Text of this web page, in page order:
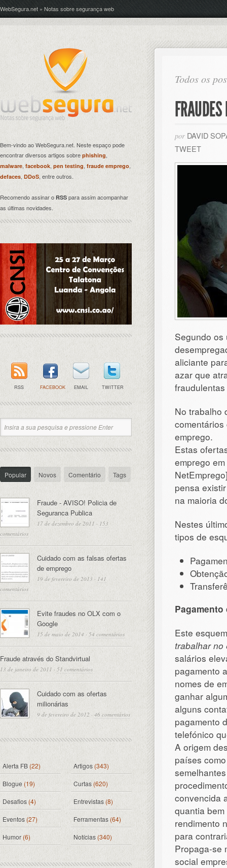
WebSegura.net » Notas sobre segurança web
Todos os
por DAVID
TWEET
Segundo os
aliciante
azar que
No trabalho
emprego.
Estas
emprego
pensa
na maioria
Nestes
tipos de
Pagamento
Este
trabalhar no
salários
pagamento
nomes de
ganhar
alguns
pagamento
telefónico
A origem
países
convencida
quantia
rendimento
para
Propaga-se
social
Bem-vindo ao WebSegura.net. Neste espaço pode
encontrar diversos artigos sobre phishing,
malware, facebook, pen testing fraude emprego,
defaces, DDoS, entre outros.
Recomendo assinar o RSS para assim acompanhar
as últimas novidades.
RSS FACEBOOK EMAIL TWITTER
Popular Novos Comentário Tags
Fraude - AVISO! Policia de
Seguranca Publica
17 de dezembro de 2011 · 153
comentários
Cuidado com as falsas ofertas
de emprego
19 de fevereiro de 2013 · 141
comentários
Evite fraudes no OLX com o
Google
15 de maio de 2014 · 54 comentários
Fraude através do Standvirtual
13 de janeiro de 2011 · 51 comentários
Cuidado com as ofertas
milionárias
9 de fevereiro de 2012 · 46 comentários
Alerta FB(22) Artigos (343)
Blogue (19) Curtas (620)
Desafios (4) Entrevistas (8)
Eventos(27) Ferramentas(64)
Humor (6) Notícias(340)